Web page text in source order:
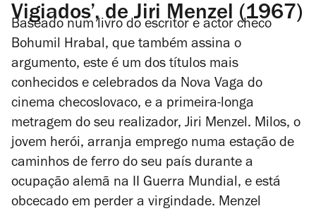
Vigiados’, de Jiri Menzel (1967)
Baseado num livro do escritor e actor checo
Bohumil Hrabal, que também assina o
argumento, este é um dos títulos mais
conhecidos e celebrados da Nova Vaga do
cinema checoslovaco, e a primeira-longa
metragem do seu realizador, Jiri Menzel. Milos, o
jovem herói, arranja emprego numa estação de
caminhos de ferro do seu país durante a
ocupação alemã na II Guerra Mundial, e está
obcecado em perder a virgindade. Menzel